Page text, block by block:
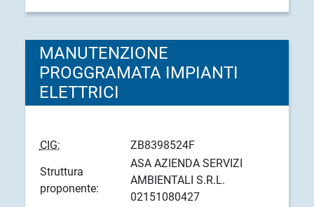
MANUTENZIONE
PROGGRAMATA IMPIANTI
ELETTRICI
CIG:
ZB8398524F
Struttura
proponente:
ASA AZIENDA SERVIZI
AMBIENTALI S.R.L.
02151080427